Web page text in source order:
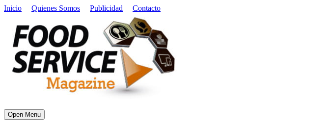
Inicio Quienes Somos Publicidad Contacto
Open Menu